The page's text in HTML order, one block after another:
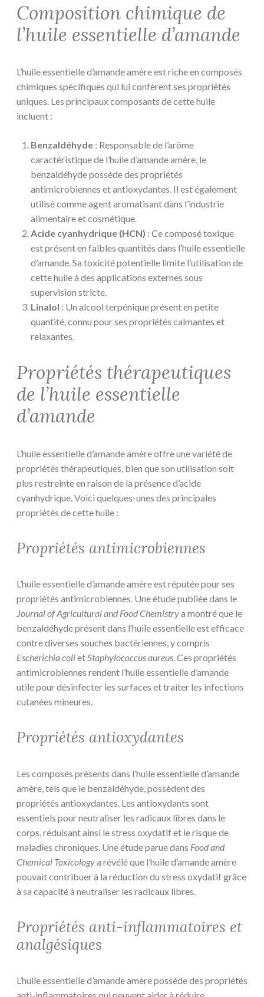
Composition chimique de
l’huile essentielle d’amande
L’huile essentielle d’amande amère est riche en composés
chimiques spécifiques qui lui confèrent ses propriétés
uniques. Les principaux composants de cette huile
incluent :
Benzaldéhyde : Responsable de l’arôme
caractéristique de l’huile d’amande amère, le
benzaldéhyde possède des propriétés
antimicrobiennes et antioxydantes. Il est également
utilisé comme agent aromatisant dans l’industrie
alimentaire et cosmétique.
Acide cyanhydrique (HCN) : Ce composé toxique
est présent en faibles quantités dans l’huile essentielle
d’amande. Sa toxicité potentielle limite l’utilisation de
cette huile à des applications externes sous
supervision stricte.
Linalol : Un alcool terpénique présent en petite
quantité, connu pour ses propriétés calmantes et
relaxantes.
Propriétés thérapeutiques
de l’huile essentielle
d’amande
L’huile essentielle d’amande amère offre une variété de
propriétés thérapeutiques, bien que son utilisation soit
plus restreinte en raison de la présence d’acide
cyanhydrique. Voici quelques-unes des principales
propriétés de cette huile :
Propriétés antimicrobiennes
L’huile essentielle d’amande amère est réputée pour ses
propriétés antimicrobiennes. Une étude publiée dans le
Journal of Agricultural and Food Chemistrya montré que le
benzaldéhyde présent dans l’huile essentielle est efficace
contre diverses souches bactériennes, y compris
Escherichia colietStaphylococcus aureus. Ces propriétés
antimicrobiennes rendent l’huile essentielle d’amande
utile pour désinfecter les surfaces et traiter les infections
cutanées mineures.
Propriétés antioxydantes
Les composés présents dans l’huile essentielle d’amande
amère, tels que le benzaldéhyde, possèdent des
propriétés antioxydantes. Les antioxydants sont
essentiels pour neutraliser les radicaux libres dans le
corps, réduisant ainsi le stress oxydatif et le risque de
maladies chroniques. Une étude parue dans Food and
Chemical Toxicologya révélé que l’huile d’amande amère
pouvait contribuer à la réduction du stress oxydatif grâce
à sa capacité à neutraliser les radicaux libres.
Propriétés anti-inflammatoires et
analgésiques
L’huile essentielle d’amande amère possède des propriétés